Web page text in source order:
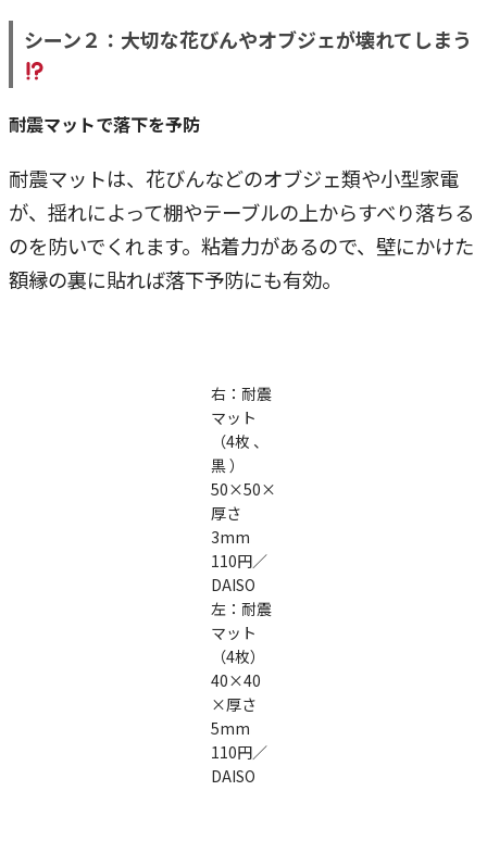
シーン２：大切な花びんやオブジェが壊れてしまう
耐震マットで落下を予防
耐震マットは、花びんなどのオブジェ類や小型家電
が、揺れによって棚やテーブルの上からすべり落ちる
のを防いでくれます。粘着力があるので、壁にかけた
額縁の裏に貼れば落下予防にも有効。
右：耐震
マット
（4枚 、
黒 ）
50×50×
厚さ
3mm
110円／
DAISO
左：耐震
マット
（4枚）
40×40
×厚さ
5mm
110円／
DAISO